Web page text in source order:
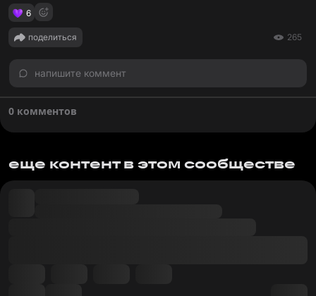
6
поделиться 265
напишите коммент
0 комментов
еще контент в этом сообществе